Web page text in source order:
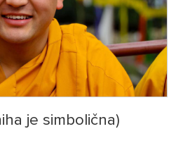
je simbolična)